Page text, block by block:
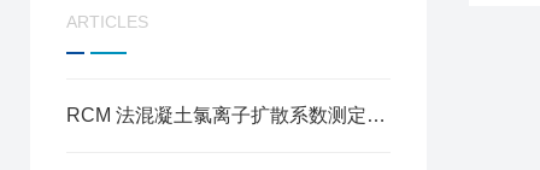
ARTICLES
RCM 法混凝土氯离子扩散系数测定仪操作方法